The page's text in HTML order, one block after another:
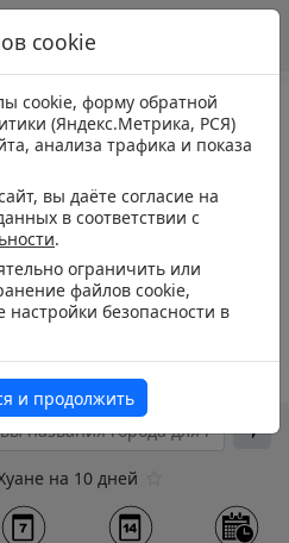
на 10 дней
cookie
cookie, форму обратной
(Яндекс.Метрика, РСЯ)
анализа трафика и показа
вы даёте согласие на
в соответствии с
.
ограничить или
файлов cookie,
безопасности в
и продолжить